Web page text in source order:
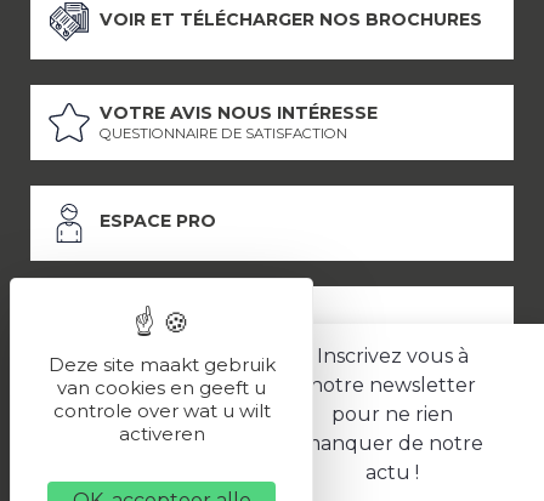
Inscrivez vous à
notre newsletter
pour ne rien
manquer de notre
actu !
VOIR ET TÉLÉCHARGER NOS BROCHURES
VOTRE AVIS NOUS INTÉRESSE
QUESTIONNAIRE DE SATISFACTION
ESPACE PRO
ESPACE PRESSE
LES PARTENAIRES
Politique de confidentialité
Deze site maakt gebruik
van cookies en geeft u
controle over wat u wilt
activeren